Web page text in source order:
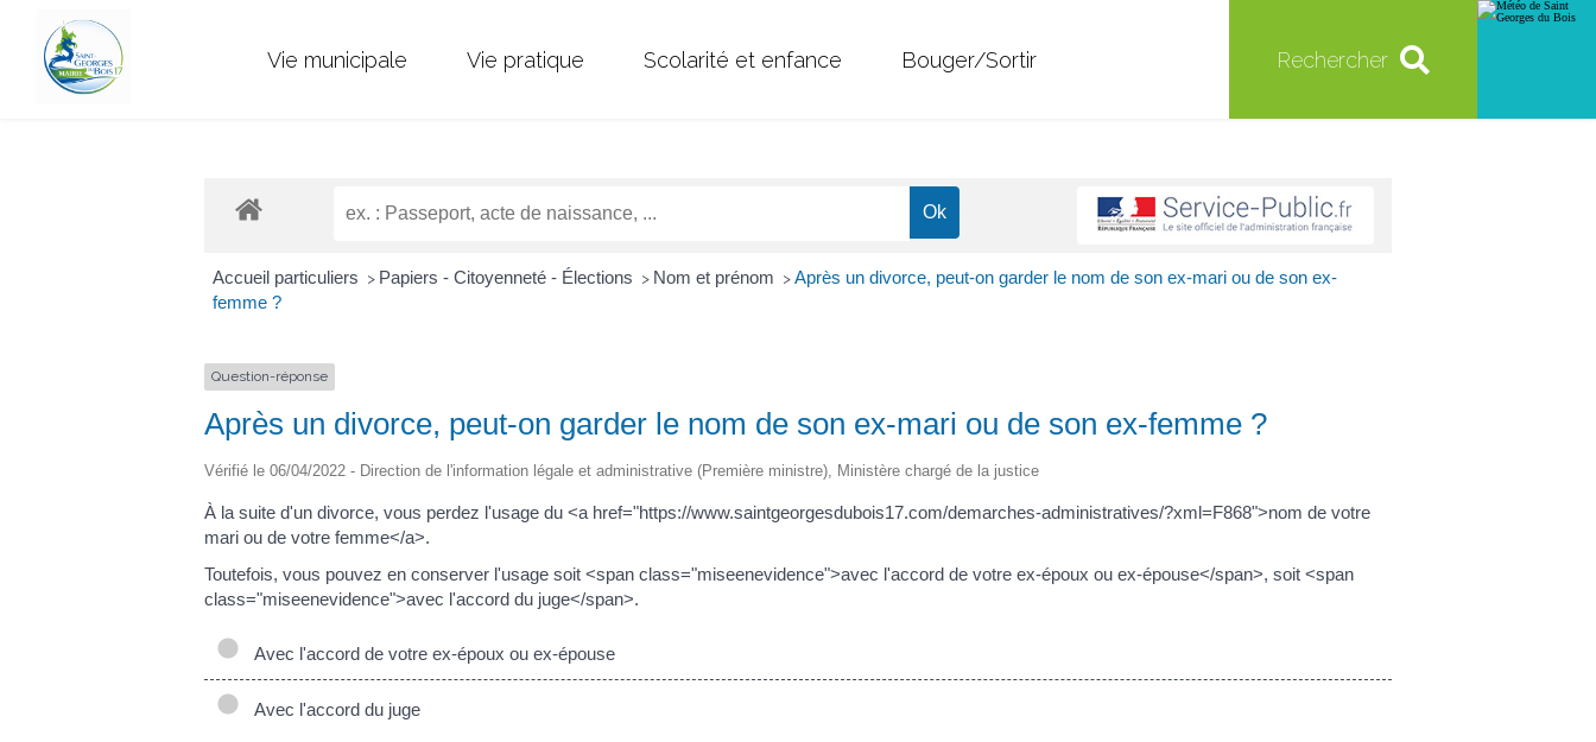
Vie municipale Vie pratique Scolarité et enfance Bouger/Sortir Rechercher
Accueil particuliers > Papiers - Citoyenneté - Élections > Nom et prénom > Après un divorce, peut-on garder le nom de son ex-mari ou de son ex-
femme ?
Question-réponse
Après un divorce, peut-on garder le nom de son ex-mari ou de son ex-femme ?
Vérifié le 06/04/2022 - Direction de l'information légale et administrative (Première ministre), Ministère chargé de la justice
À la suite d'un divorce, vous perdez l'usage du <a href="https://www.saintgeorgesdubois17.com/demarches-administratives/?xml=F868">nom de votre
mari ou de votre femme</a>.
Toutefois, vous pouvez en conserver l'usage soit <span class="miseenevidence">avec l'accord de votre ex-époux ou ex-épouse</span>, soit <span
class="miseenevidence">avec l'accord du juge</span>.
Avec l'accord de votre ex-époux ou ex-épouse
Avec l'accord du juge